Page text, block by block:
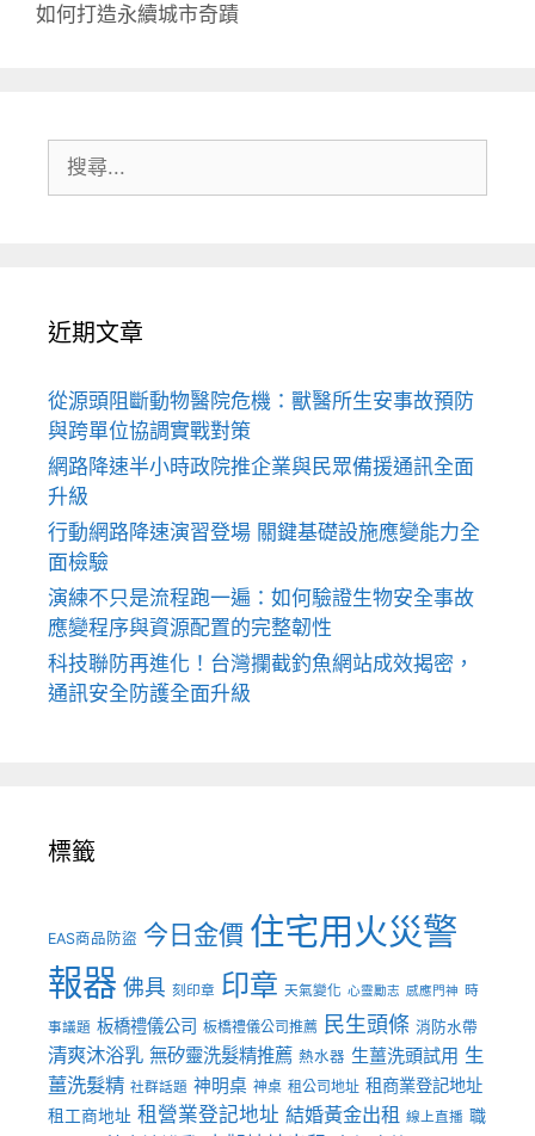
如何打造永續城市奇蹟
尋:
近期文章
從源頭阻斷動物醫院危機：獸醫所生安事故預防
與跨單位協調實戰對策
網路降速半小時政院推企業與民眾備援通訊全面
升級
行動網路降速演習登場 關鍵基礎設施應變能力全
面檢驗
演練不只是流程跑一遍：如何驗證生物安全事故
應變程序與資源配置的完整韌性
科技聯防再進化！台灣攔截釣魚網站成效揭密，
通訊安全防護全面升級
標籤
EAS商品防盜 今日金價 住宅用火災警
報器 佛具 刻印章 印章 天氣變化 心靈勵志 感應門神 時
事議題 板橋禮儀公司 板橋禮儀公司推薦 民生頭條 消防水帶
清爽沐浴乳 無矽靈洗髮精推薦 熱水器 生薑洗頭試用 生
薑洗髮精 社群話題 神明桌 神桌 租公司地址 租商業登記地址
租工商地址 租營業登記地址 結婚黃金出租 線上直播 職